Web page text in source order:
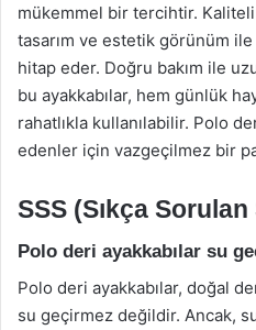
mükemmel bir tercihtir.
tasarım ve estetik görünüm
hitap eder. Doğru bakım ile
bu ayakkabılar, hem günlük
rahatlıkla kullanılabilir. Polo
edenler için vazgeçilmez bir
SSS (Sıkça
Polo deri ayakkabılar su
Polo deri ayakkabılar, doğal
su geçirmez değildir. Ancak,